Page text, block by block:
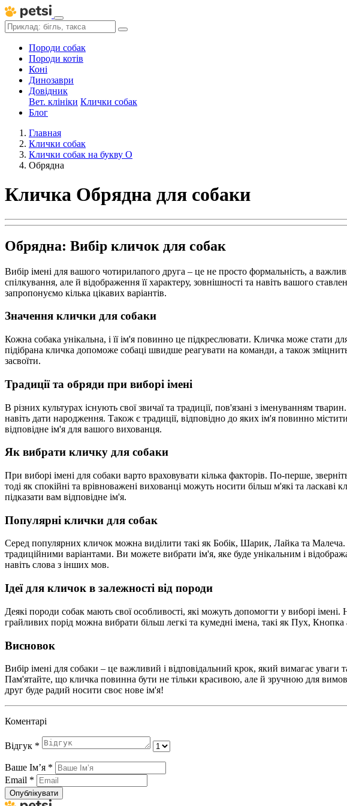
Породи собак
Породи котів
Коні
Динозаври
Довідник
Вет. клініки Клички собак
Блог
Главная
Клички собак
Клички собак на букву О
Обрядна
Кличка Обрядна для собаки
Обрядна: Вибір кличок для собак
Вибір імені для вашого чотирилапого друга – це не просто формальність, а
спілкування, але й відображення її характеру, зовнішності та навіть вашого
запропонуємо кілька цікавих варіантів.
Значення клички для собаки
Кожна собака унікальна, і її ім'я повинно це підкреслювати. Кличка може стати
підібрана кличка допоможе собаці швидше реагувати на команди, а також
засвоїти.
Традиції та обряди при виборі імені
В різних культурах існують свої звичаї та традиції, пов'язані з іменуванням
навіть дати народження. Також є традиції, відповідно до яких ім'я повинно
відповідне ім'я для вашого вихованця.
Як вибрати кличку для собаки
При виборі імені для собаки варто враховувати кілька факторів. По-перше,
тоді як спокійні та врівноважені вихованці можуть носити більш м'які та
підказати вам відповідне ім'я.
Популярні клички для собак
Серед популярних кличок можна виділити такі як Бобік, Шарик, Лайка та
традиційними варіантами. Ви можете вибрати ім'я, яке буде унікальним і
навіть слова з інших мов.
Ідеї для кличок в залежності від породи
Деякі породи собак мають свої особливості, які можуть допомогти у виборі
грайливих порід можна вибрати більш легкі та кумедні імена, такі як Пух,
Висновок
Вибір імені для собаки – це важливий і відповідальний крок, який вимагає
Пам'ятайте, що кличка повинна бути не тільки красивою, але й зручною для
друг буде радий носити своє нове ім'я!
Коментарі
Відгук *
Ваше Імʼя *
Email *
Опублікувати